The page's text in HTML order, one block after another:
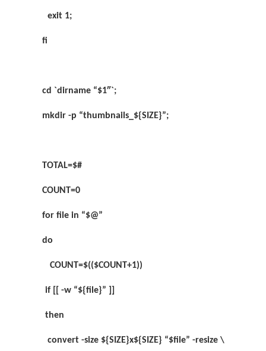
exit 1;
fi
cd `dirname “$1″`;
mkdir -p “thumbnails_${SIZE}”;
TOTAL=$#
COUNT=0
for file in “$@”
do
COUNT=$(($COUNT+1))
if [[ -w “${file}” ]]
then
convert -size ${SIZE}x${SIZE} “$file” -resize \